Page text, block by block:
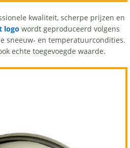
kwaliteit, scherpe prijzen en
logo wordt geproduceerd volgens
sneeuw- en temperatuurcondities.
echte toegevoegde waarde.